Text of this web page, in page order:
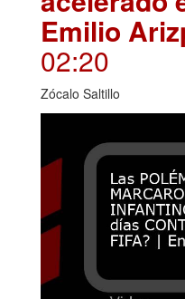
Emilio
02:20
Zócalo Saltillo